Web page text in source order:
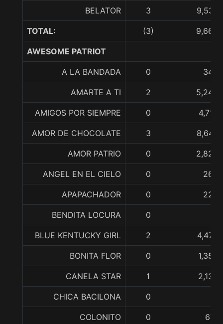
BELATOR 3
TOTAL: (3)
AWESOME PATRIOT
A LA BANDADA 0
AMARTE A TI 2
AMIGOS POR SIEMPRE 0
AMOR DE CHOCOLATE 3
AMOR PATRIO 0
ANGEL EN EL CIELO 0
APAPACHADOR 0
BENDITA LOCURA 0
BLUE KENTUCKY GIRL 2
BONITA FLOR 0
CANELA STAR 1
CHICA BACILONA 0
COLONITO 0